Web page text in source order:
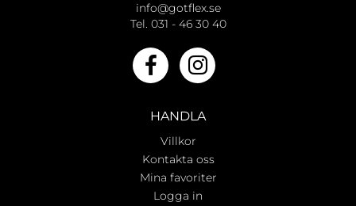
info@gotflex.se
Tel. 031 - 46 30 40
HANDLA
Villkor
Kontakta oss
Mina favoriter
Logga in